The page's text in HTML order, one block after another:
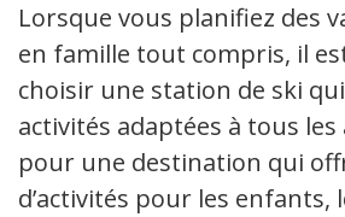
Lorsque vous planifiez des
en famille tout compris, il
choisir une station de ski
activités adaptées à tous
pour une destination qui
d’activités pour les enfants,